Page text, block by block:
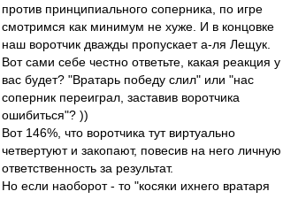
против принципиального соперника, по игре
смотримся как минимум не хуже. И в концовке
наш воротчик дважды пропускает а-ля Лещук.
Вот сами себе честно ответьте, какая реакция у
вас будет? "Вратарь победу слил" или "нас
соперник переиграл, заставив воротчика
ошибиться"? ))
Вот 146%, что воротчика тут виртуально
четвертуют и закопают, повесив на него личную
ответственность за результат.
Но если наоборот - то "косяки ихнего вратаря